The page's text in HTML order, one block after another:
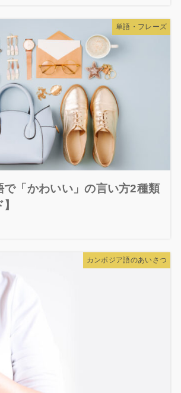
単語・フレーズ
で「かわいい」の言い方2種類
カンボジア語のあいさつ